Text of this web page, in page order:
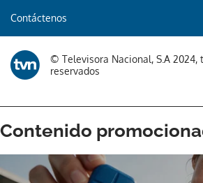
Contáctenos
© Televisora Nacional, S.A 2024,
reservados